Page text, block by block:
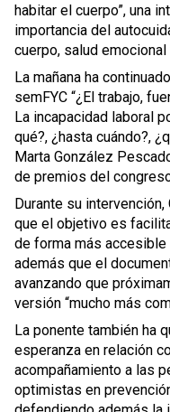
habitar el cuerpo”, una
importancia del
cuerpo, salud
La mañana ha
semFYC “¿El trabajo,
La incapacidad laboral
qué?, ¿hasta cuándo?,
Marta González
de premios del
Durante su
que el objetivo es
de forma más
además que el
avanzando que
versión “mucho más
La ponente también ha
esperanza en relación
acompañamiento a las
optimistas en